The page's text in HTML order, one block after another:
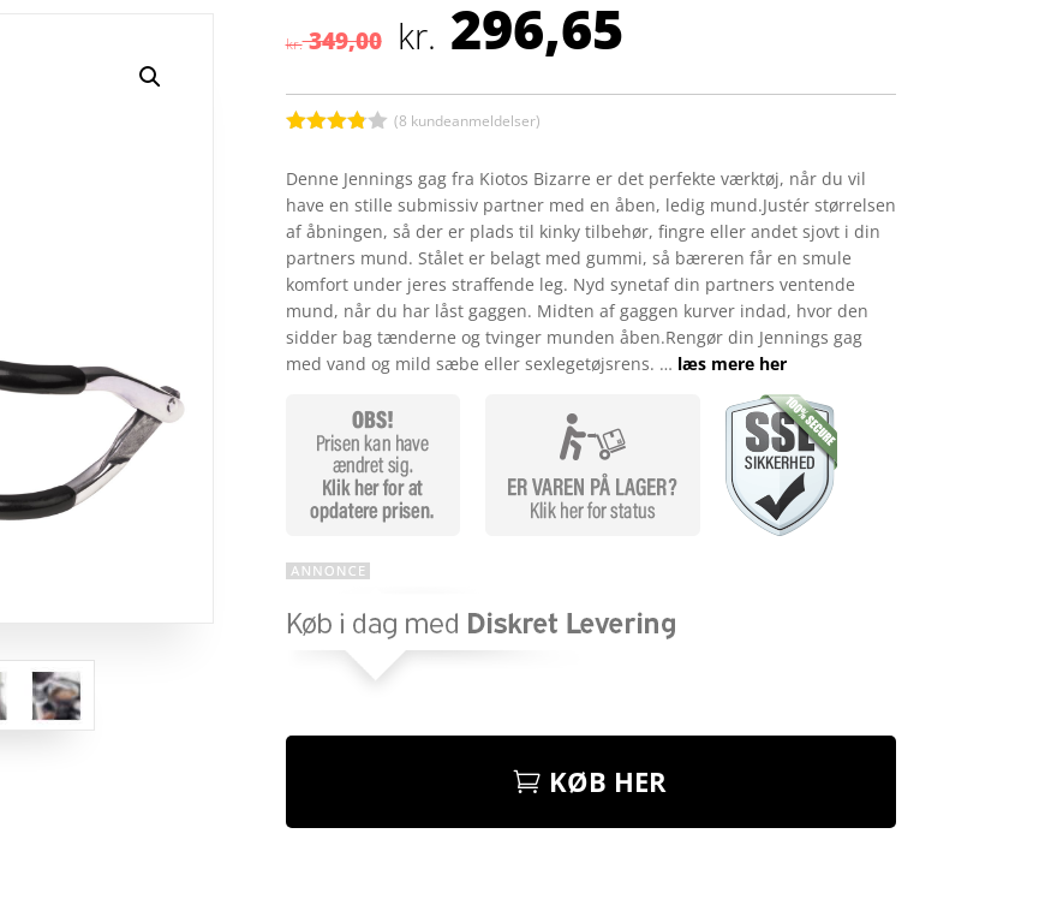
kr.349,00 Den
oprindelige
pris
var:
kr. 349,00.
kr. 296,65Den
aktuelle
pris
er:
ud af 5
baseret
på
kundebed
ømmels
er
(8 kundeanmeldelser)
Denne Jennings gag fra Kiotos Bizarre er det perfekte værktøj, når du vil
have en stille submissiv partner med en åben, ledig mund.Justér størrelsen
af åbningen, så der er plads til kinky tilbehør, fingre eller andet sjovt i din
partners mund. Stålet er belagt med gummi, så bæreren får en smule
komfort under jeres straffende leg. Nyd synetaf din partners ventende
mund, når du har låst gaggen. Midten af gaggen kurver indad, hvor den
sidder bag tænderne og tvinger munden åben.Rengør din Jennings gag
med vand og mild sæbe eller sexlegetøjsrens. … læs mere her
KØB HER